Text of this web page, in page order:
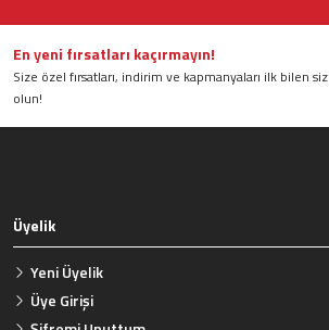
Ürün bilgilerinde hatalar bulunuyor.
Ürün fiyatı diğer sitelerden daha pahalı.
En yeni fırsatları kaçırmayın!
Size özel fırsatları, indirim ve kapmanyaları ilk bilen siz
olun!
Üyelik
Yeni Üyelik
Üye Girişi